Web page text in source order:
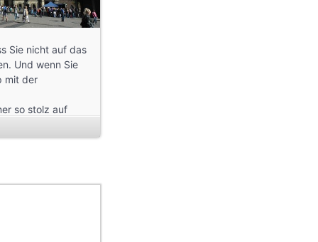
Sie nicht auf das
Und wenn Sie
mit der
so stolz auf
2. Januar